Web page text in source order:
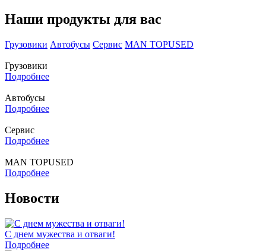
Наши продукты для вас
Грузовики Автобусы Сервис MAN TOPUSED
Грузовики
Подробнее
Автобусы
Подробнее
Сервис
Подробнее
MAN TOPUSED
Подробнее
Новости
С днем мужества и отваги!
Подробнее